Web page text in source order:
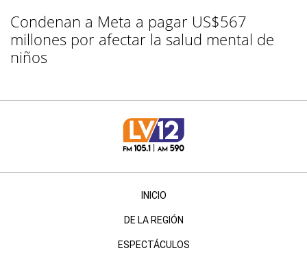
Condenan a Meta a pagar US$567
millones por afectar la salud mental de
niños
INICIO
DE LA REGIÓN
ESPECTÁCULOS